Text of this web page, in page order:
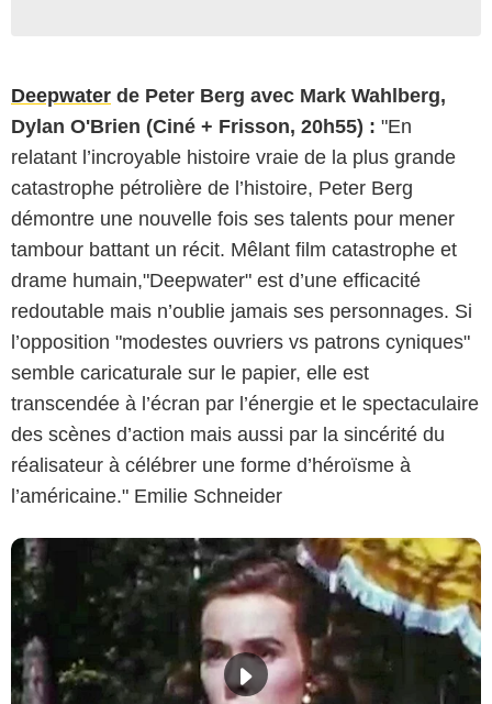
Deepwater de Peter Berg avec Mark Wahlberg,
Dylan O'Brien (Ciné + Frisson, 20h55) : "En
relatant l’incroyable histoire vraie de la plus grande
catastrophe pétrolière de l’histoire, Peter Berg
démontre une nouvelle fois ses talents pour mener
tambour battant un récit. Mêlant film catastrophe et
drame humain,"Deepwater" est d’une efficacité
redoutable mais n’oublie jamais ses personnages. Si
l’opposition "modestes ouvriers vs patrons cyniques"
semble caricaturale sur le papier, elle est
transcendée à l’écran par l’énergie et le spectaculaire
des scènes d’action mais aussi par la sincérité du
réalisateur à célébrer une forme d’héroïsme à
l’américaine." Emilie Schneider